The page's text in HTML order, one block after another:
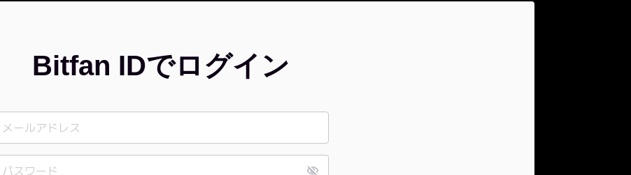
Bitfan IDでログイン